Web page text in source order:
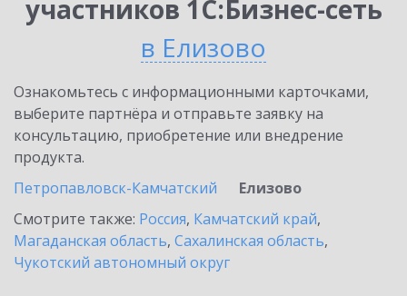
участников 1С:Бизнес-сеть
в Елизово
Ознакомьтесь с информационными карточками,
выберите партнёра и отправьте заявку на
консультацию, приобретение или внедрение
продукта.
Петропавловск-Камчатский
Елизово
Смотрите также: Россия, Камчатский край,
Магаданская область, Сахалинская область,
Чукотский автономный округ